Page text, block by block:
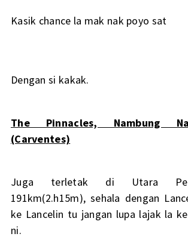
Kasik chance la mak nak poyo sat
Dengan si kakak.
The Pinnacles, Nambung
(Carventes)
Juga terletak di Utara
191km(2.h15m), sehala dengan
ke Lancelin tu jangan lupa lajak la
ni.